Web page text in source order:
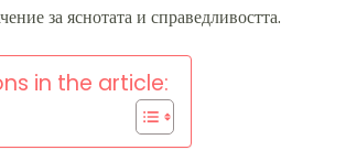
за яснотата и справедливостта.
in the article: